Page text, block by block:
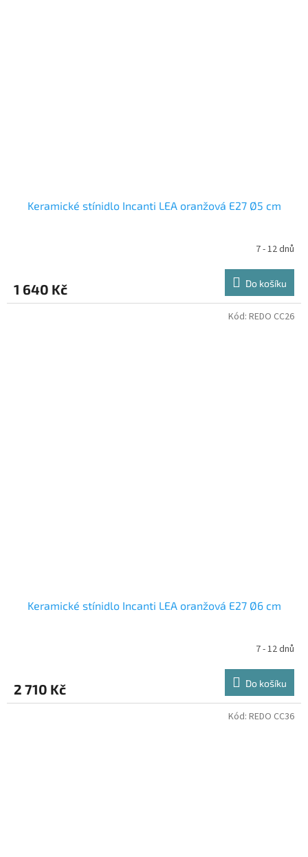
Keramické stínidlo Incanti LEA oranžová E27 Ø5 cm
7 - 12 dnů
1 640 Kč Do košíku
Keramické stínidlo Incanti LEA oranžová E27 Ø6 cm
7 - 12 dnů
2 710 Kč Do košíku
Kód: REDO CC26
Kód: REDO CC36